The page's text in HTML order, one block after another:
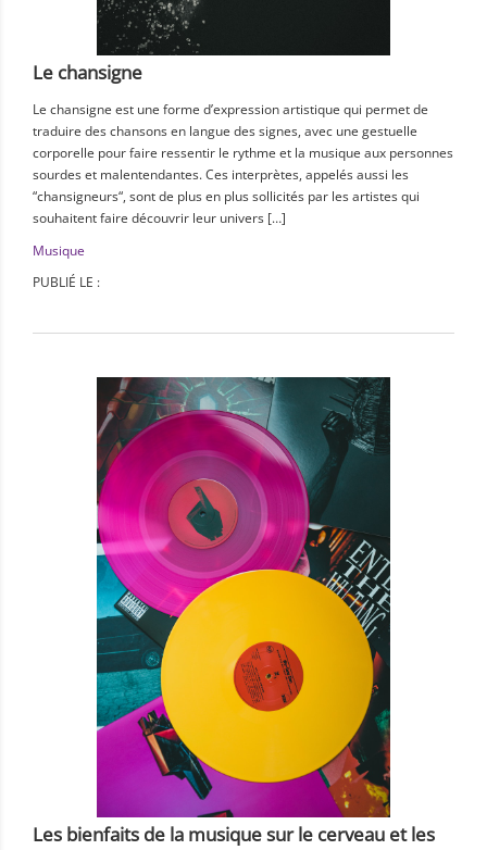
Le chansigne
Le chansigne est une forme d’expression artistique qui permet de
traduire des chansons en langue des signes, avec une gestuelle
corporelle pour faire ressentir le rythme et la musique aux personnes
sourdes et malentendantes. Ces interprètes, appelés aussi les
“chansigneurs“, sont de plus en plus sollicités par les artistes qui
souhaitent faire découvrir leur univers […]
Musique
PUBLIÉ LE :
Les bienfaits de la musique sur le cerveau et les